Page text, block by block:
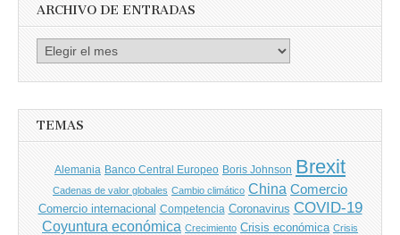
ARCHIVO DE ENTRADAS
Archivo
TEMAS
Alemania Banco Central Europeo Boris Johnson Brexit
Cadenas de valor globales Cambio climático China Comercio
Comercio internacional Competencia Coronavirus COVID-19
Coyuntura económica Crecimiento Crisis económica Crisis